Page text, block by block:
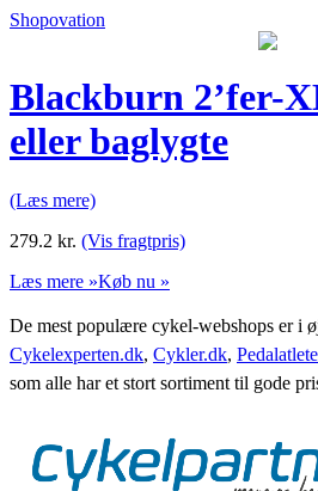
Shopovation
Blackburn 2’fer-
eller baglygte
(Læs mere)
279.2 kr. (Vis fragtpris)
Læs mere »Køb nu »
De mest populære cykel-webshops er i
Cykelexperten.dk, Cykler.dk,
som alle har et stort sortiment til gode